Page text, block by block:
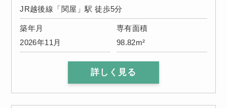
JR越後線「関屋」駅 徒歩5分
築年月
2026年11月
専有面積
98.82m²
詳しく見る